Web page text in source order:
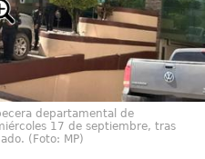
departamental de
17 de septiembre, tras
(Foto: MP)